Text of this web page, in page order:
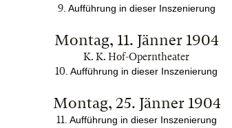
9. Aufführung in dieser Inszenierung
Montag, 11. Jänner 1904
K. K. Hof-Operntheater
10 Aufführung in dieser Inszenierung
Montag, 25. Jänner 1904
11 Aufführung in dieser Inszenierung